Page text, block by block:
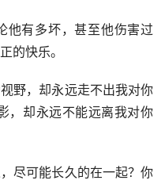
他有多坏，甚至他伤害过
的快乐。
野，却永远走不出我对你
，却永远不能远离我对你
尽可能长久的在一起？你